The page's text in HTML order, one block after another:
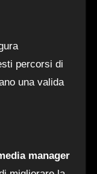
percorsi di
una valida
manager